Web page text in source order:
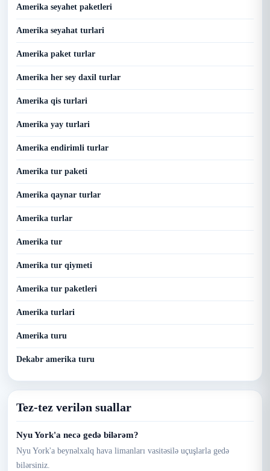
Amerika seyahet paketleri
Amerika seyahat turlari
Amerika paket turlar
Amerika her sey daxil turlar
Amerika qis turlari
Amerika yay turlari
Amerika endirimli turlar
Amerika tur paketi
Amerika qaynar turlar
Amerika turlar
Amerika tur
Amerika tur qiymeti
Amerika tur paketleri
Amerika turlari
Amerika turu
Dekabr amerika turu
Tez-tez verilən suallar
Nyu York'a necə gedə bilərəm?
Nyu York'a beynəlxalq hava limanları vasitəsilə uçuşlarla gedə
bilərsiniz.